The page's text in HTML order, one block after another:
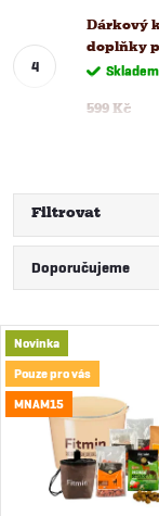
Dárkový
doplňky
Skladem
599 Kč
Filtrovat
Ř
a
z
e
Doporučujeme
Nejdražší
Nejprodávanější
Abecedně
V
ý
Novinka
Pouze pro vás
MNAM15